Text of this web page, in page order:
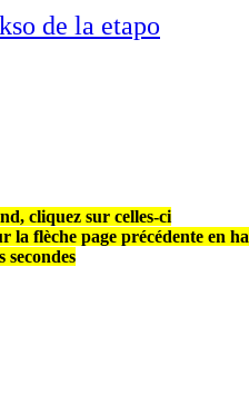
de la etapo
cliquez sur celles-ci
flèche page précédente en